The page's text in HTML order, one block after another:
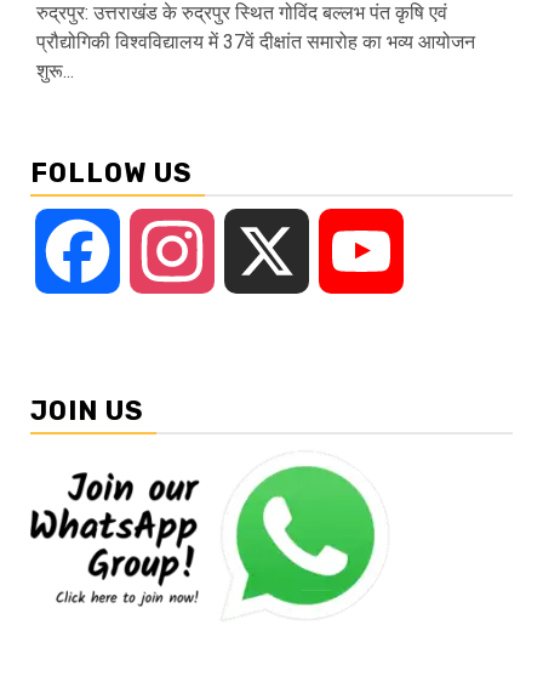
रुद्रपुर: उत्तराखंड के रुद्रपुर स्थित गोविंद बल्लभ पंत कृषि एवं
प्रौद्योगिकी विश्वविद्यालय में 37वें दीक्षांत समारोह का भव्य आयोजन
शुरू...
FOLLOW US
Facebook Instagram
JOIN US